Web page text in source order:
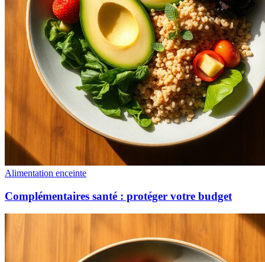
Alimentation enceinte
Complémentaires santé : protéger votre budget